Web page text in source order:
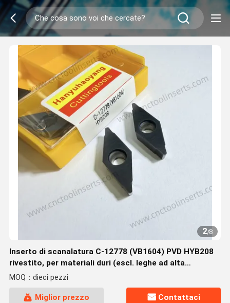
2/8
Inserto di scanalatura C-12778 (VB1604) PVD HYB208
rivestito, per materiali duri (escl. leghe ad alta
resistenza)
MOQ：dieci pezzi
Miglior prezzo Contattaci